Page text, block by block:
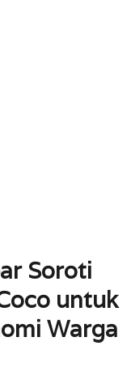
Soroti
untuk
Warga